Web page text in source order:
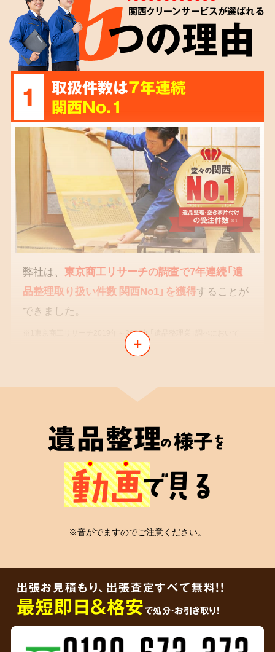
関西クリーンサービスが選ばれる
つの理由
1 取扱件数は7年連続
関西No.1
弊社は、東京商工リサーチの調査で7年連続「遺
品整理取り扱い件数 関西No1」を獲得することが
できました。
※1東京商工リサーチ2019年～2025年「遺品整理業」調べにおいて
2 遺品整理士 が在籍
安心の証
理をご依頼者様に届けることをお約束します。
遺品整理の様子を
動画で見る
※音がでますのでご注意ください。
出張お見積もり、出張査定すべて無料!!
最短即日＆格安で処分・お引き取り！